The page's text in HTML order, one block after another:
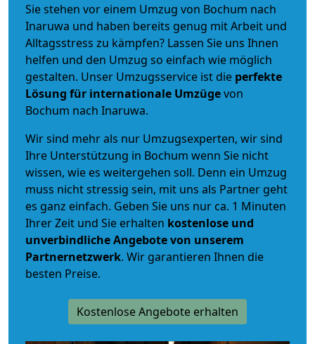
Sie stehen vor einem Umzug von Bochum nach
Inaruwa und haben bereits genug mit Arbeit und
Alltagsstress zu kämpfen? Lassen Sie uns Ihnen
helfen und den Umzug so einfach wie möglich
gestalten. Unser Umzugsservice ist die perfekte
Lösung für internationale Umzügevon
Bochum nach Inaruwa.
Wir sind mehr als nur Umzugsexperten, wir sind
Ihre Unterstützung in Bochum wenn Sie nicht
wissen, wie es weitergehen soll. Denn ein Umzug
muss nicht stressig sein, mit uns als Partner geht
es ganz einfach. Geben Sie uns nur ca. 1 Minuten
Ihrer Zeit und Sie erhalten kostenlose und
unverbindlicheAngebote von unserem
Partnernetzwerk. Wir garantieren Ihnen die
besten Preise.
Kostenlose Angebote erhalten